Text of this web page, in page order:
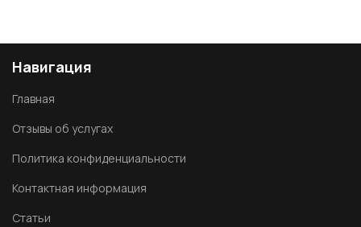
Навигация
Главная
Отзывы об услугах
Политика конфиденциальности
Контактная информация
Статьи